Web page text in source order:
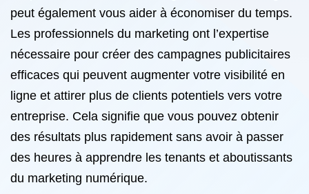
peut également vous aider à économiser du temps.
Les professionnels du marketing ont l’expertise
nécessaire pour créer des campagnes publicitaires
efficaces qui peuvent augmenter votre visibilité en
ligne et attirer plus de clients potentiels vers votre
entreprise. Cela signifie que vous pouvez obtenir
des résultats plus rapidement sans avoir à passer
des heures à apprendre les tenants et aboutissants
du marketing numérique.